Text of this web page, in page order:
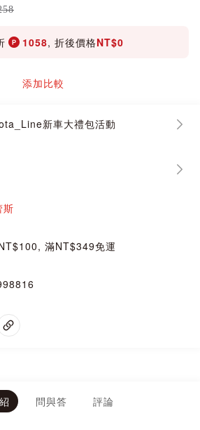
1058, 折後價格NT$0
添加比較
新車大禮包活動
斯
滿NT$349免運
問與答 評論